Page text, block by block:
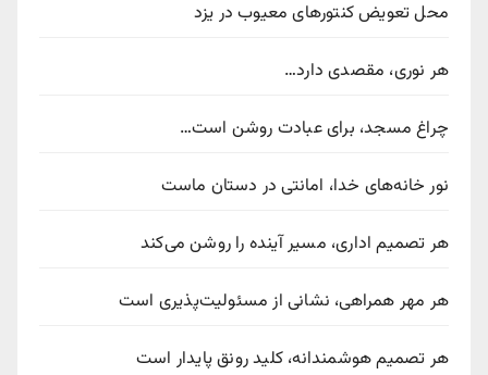
محل تعویض کنتورهای معیوب در یزد
هر نوری، مقصدی دارد…
چراغ مسجد، برای عبادت روشن است…
نور خانه‌های خدا، امانتی در دستان ماست
هر تصمیم اداری، مسیر آینده را روشن می‌کند
هر مهر همراهی، نشانی از مسئولیت‌پذیری است
هر تصمیم هوشمندانه، کلید رونق پایدار است